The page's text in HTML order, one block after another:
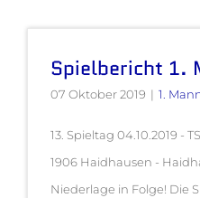
Spielbericht 1.
07 Oktober 2019 | 1.
13. Spieltag 04.10.2019 -
1906 Haidhausen -
Niederlage in Folge! Die